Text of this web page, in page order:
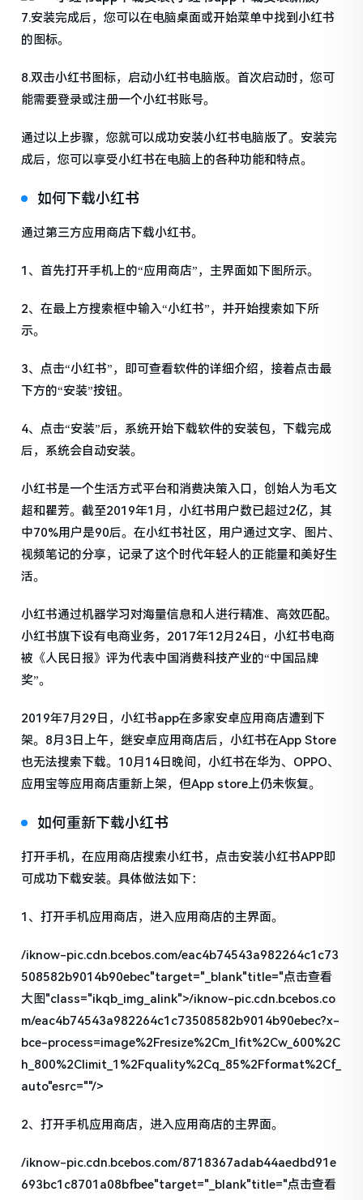
7.安装完成后，您可以在电脑桌面或开始菜单中找到小红书
的图标。
8.双击小红书图标，启动小红书电脑版。首次启动时，您可
能需要登录或注册一个小红书账号。
通过以上步骤，您就可以成功安装小红书电脑版了。安装完
成后，您可以享受小红书在电脑上的各种功能和特点。
如何下载小红书
通过第三方应用商店下载小红书。
1、首先打开手机上的“应用商店”，主界面如下图所示。
2、在最上方搜索框中输入“小红书”，并开始搜索如下所
示。
3、点击“小红书”，即可查看软件的详细介绍，接着点击最
下方的“安装”按钮。
4、点击“安装”后，系统开始下载软件的安装包，下载完成
后，系统会自动安装。
小红书是一个生活方式平台和消费决策入口，创始人为毛文
超和瞿芳。截至2019年1月，小红书用户数已超过2亿，其
中70%用户是90后。在小红书社区，用户通过文字、图片、
视频笔记的分享，记录了这个时代年轻人的正能量和美好生
活。
小红书通过机器学习对海量信息和人进行精准、高效匹配。
小红书旗下设有电商业务，2017年12月24日，小红书电商
被《人民日报》评为代表中国消费科技产业的“中国品牌
奖”。
2019年7月29日，小红书app在多家安卓应用商店遭到下
架。8月3日上午，继安卓应用商店后，小红书在App Store
也无法搜索下载。10月14日晚间，小红书在华为、OPPO、
应用宝等应用商店重新上架，但App store上仍未恢复。
如何重新下载小红书
打开手机，在应用商店搜索小红书，点击安装小红书APP即
可成功下载安装。具体做法如下：
1、打开手机应用商店，进入应用商店的主界面。
/iknow-pic.cdn.bcebos.com/eac4b74543a982264c1c73
508582b9014b90ebec"target="_blank"title="点击查看
大图"class="ikqb_img_alink">/iknow-pic.cdn.bcebos.co
m/eac4b74543a982264c1c73508582b9014b90ebec?x-
bce-process=image%2Fresize%2Cm_lfit%2Cw_600%2C
h_800%2Climit_1%2Fquality%2Cq_85%2Fformat%2Cf_
auto"esrc=""/>
2、打开手机应用商店，进入应用商店的主界面。
/iknow-pic.cdn.bcebos.com/8718367adab44aedbd91e
693bc1c8701a08bfbee"target="_blank"title="点击查看